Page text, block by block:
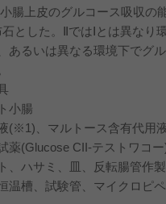
腸上皮のグルコース吸収
とした。ⅡではⅠとは異な
あるいは異なる環境下でグ
小腸
(※1)、マルトース含有代用
薬(Glucose CII-テストワコー
ハサミ、皿、反転腸管作
温槽、試験管、マイクロピ